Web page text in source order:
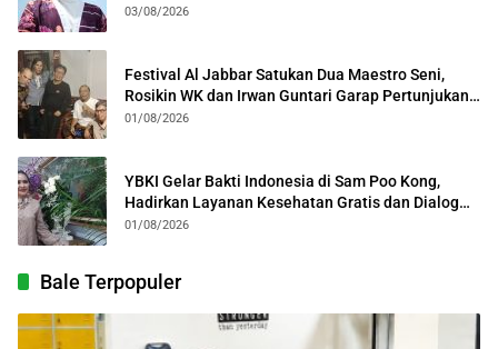
03/08/2026
Festival Al Jabbar Satukan Dua Maestro Seni,
Rosikin WK dan Irwan Guntari Garap Pertunjukan
Kolosal
01/08/2026
YBKI Gelar Bakti Indonesia di Sam Poo Kong,
Hadirkan Layanan Kesehatan Gratis dan Dialog
Kebangsaan
01/08/2026
Bale Terpopuler